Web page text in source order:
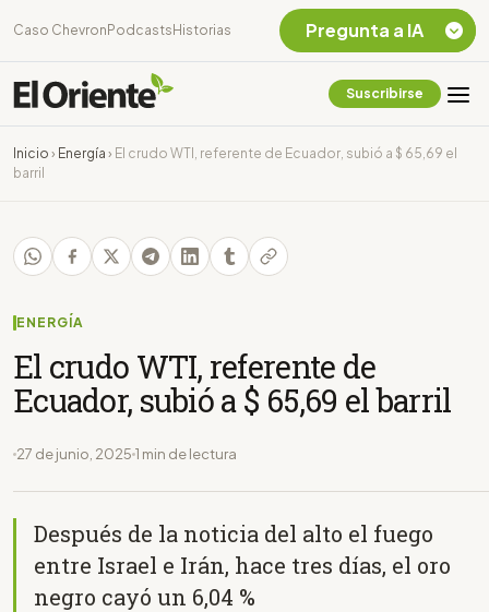
Caso Chevron Podcasts Historias
Suscribirse
Inicio › Energía › El crudo WTI, referente de Ecuador, subió a $ 65,69 el
barril
ENERGÍA
El crudo WTI, referente de
Ecuador, subió a $ 65,69 el barril
27 de junio, 2025 1 min de lectura
Después de la noticia del alto el fuego
entre Israel e Irán, hace tres días, el oro
negro cayó un 6,04 %
Pregunta a IA
Chevron Ecuador